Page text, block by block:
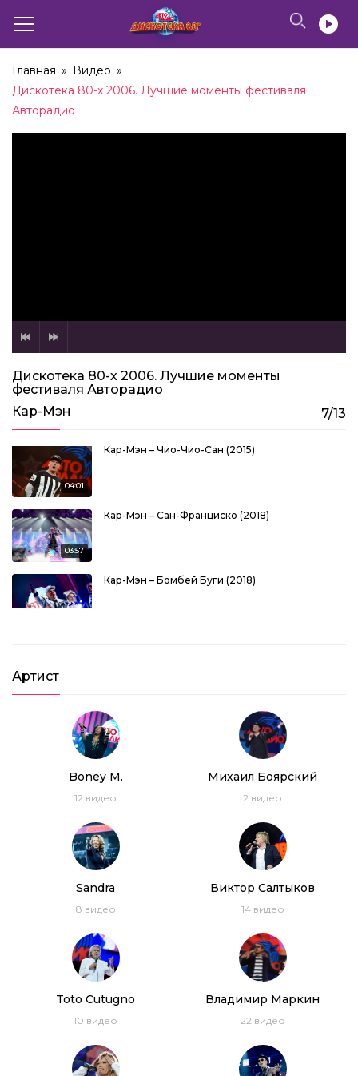
Главная » Видео »
Дискотека 80-х 2006. Лучшие моменты фестиваля
Авторадио
Дискотека 80-х 2006. Лучшие моменты
фестиваля Авторадио
Кар-Мэн
7/13
04:01
Кар-Мэн – Чио-Чио-Сан (2015)
03:57
Кар-Мэн – Сан-Франциско (2018)
Кар-Мэн – Бомбей Буги (2018)
3:24:40
1:21:28
фестиваля Авторадио
Дискотека 80-х (2018) Полная версия
фестиваля Авторадио
Дискотека 80-х 2006. Лучшие моменты фестиваля
Авторадио
фестиваля Авторадио
Дискотека 80-х (2004) Фестиваль Авторадио
Артист
Boney M.
12 видео
Михаил Боярский
2 видео
Sandra
8 видео
Виктор Салтыков
14видео
Toto Cutugno
10 видео
Владимир Маркин
22 видео